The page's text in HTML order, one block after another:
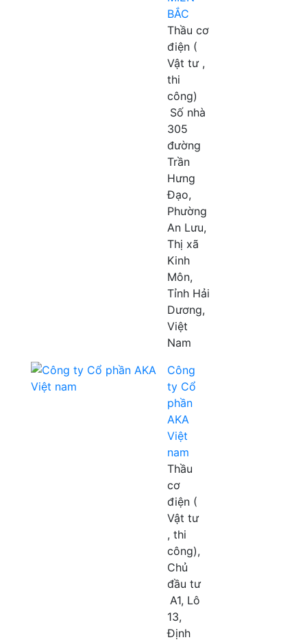
BẮC
Thầu cơ
điện (
Vật tư ,
thi
công)
Số nhà
305
đường
Trần
Hưng
Đạo,
Phường
An Lưu,
Thị xã
Kinh
Môn,
Tỉnh Hải
Dương,
Việt
Nam
Công
ty Cổ
phần
AKA
Việt
nam
Thầu
cơ
điện (
Vật tư
, thi
công),
Chủ
đầu tư
A1, Lô
13,
Định